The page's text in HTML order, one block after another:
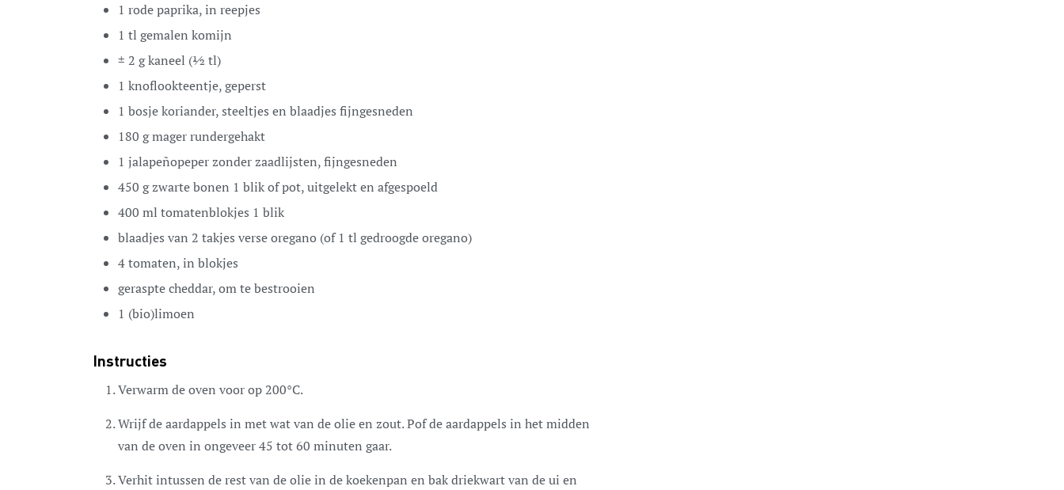
1 rode paprika,in reepjes
1 tl gemalen komijn
± 2 g kaneel (½ tl)
1 knoflookteentje,geperst
1 bosje koriander,steeltjes en blaadjes fijngesneden
180 gmager rundergehakt
1 jalapeñopeperzonder zaadlijsten, fijngesneden
450 gzwarte bonen 1 blik of pot, uitgelekt en afgespoeld
400 ml tomatenblokjes 1 blik
blaadjes van 2 takjes verse oregano (of 1 tl gedroogde oregano)
4tomaten,in blokjes
geraspte cheddar,om te bestrooien
1 (bio)limoen
Instructies
Verwarm de oven voor op 200°C.
Wrijf de aardappels in met wat van de olie en zout. Pof de aardappels in het midden
van de oven in ongeveer 45 tot 60 minuten gaar.
Verhit intussen de rest van de olie in de koekenpan en bak driekwart van de ui en